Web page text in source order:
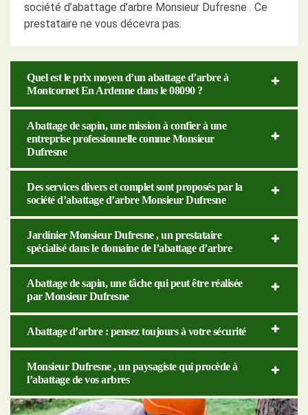
société d’abattage d’arbre Monsieur Dufresne . Ce
prestataire ne vous décevra pas.
Quel est le prix moyen d’un abattage d’arbre à
Montcornet En Ardenne dans le 08090 ?
Abattage de sapin, une mission à confier à une
entreprise professionnelle comme Monsieur
Dufresne
Des services divers et complet sont proposés par la
société d’abattage d’arbre Monsieur Dufresne
Jardinier Monsieur Dufresne , un prestataire
spécialisé dans le domaine de l’abattage d’arbre
Abattage de sapin, une tâche qui peut être réalisée
par Monsieur Dufresne
Abattage d’arbre : pensez toujours à votre sécurité
Monsieur Dufresne , un paysagiste qui procède à
l’abattage de vos arbres